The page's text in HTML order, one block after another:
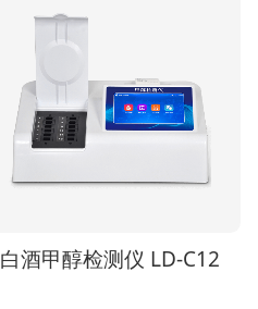
白酒甲醇检测仪 LD-C12